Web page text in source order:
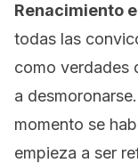
Renacimiento
todas las
como verdades
a
momento se
empieza a ser